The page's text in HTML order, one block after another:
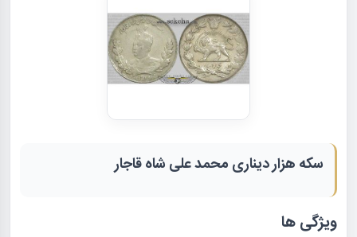
سکه هزار دیناری محمد علی شاه قاجار
ویژگی ها